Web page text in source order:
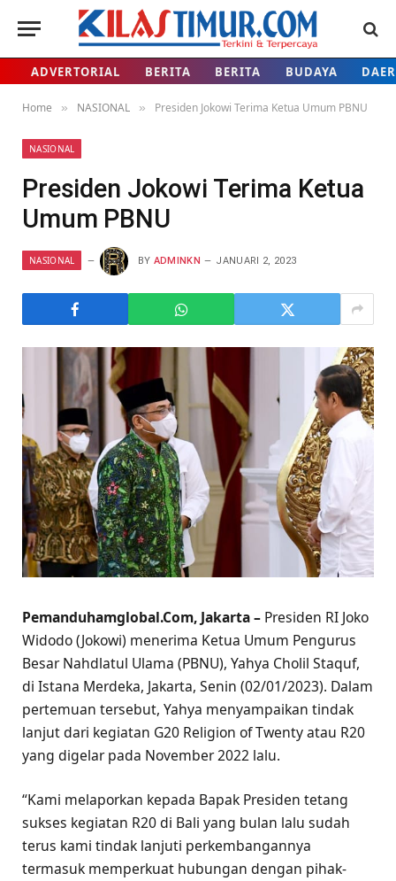
ADVERTORIAL BERITA BERITA BUDAYA
Home » NASIONAL » Presiden Jokowi Terima Ketua Umum PBNU
NASIONAL
Presiden Jokowi Terima Ketua
Umum PBNU
NASIONAL BY ADMINKN JANUARI 2, 2023
Pemanduhamglobal.Com, Jakarta – Presiden RI Joko
Widodo (Jokowi) menerima Ketua Umum Pengurus
Besar Nahdlatul Ulama (PBNU), Yahya Cholil Staquf,
di Istana Merdeka, Jakarta, Senin (02/01/2023). Dalam
pertemuan tersebut, Yahya menyampaikan tindak
lanjut dari kegiatan G20 Religion of Twenty atau R20
yang digelar pada November 2022 lalu.
“Kami melaporkan kepada Bapak Presiden tetang
sukses kegiatan R20 di Bali yang bulan lalu sudah
terus kami tindak lanjuti perkembangannya
termasuk memperkuat hubungan dengan pihak-